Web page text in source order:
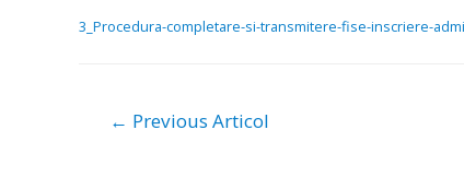
3_Procedura-completare-si-transmitere-fise-inscriere-
Navigare
← Previous Articol